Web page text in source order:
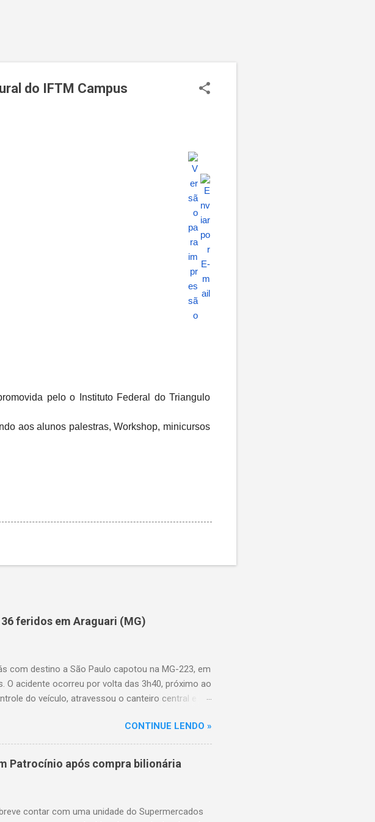
do IFTM Campus
pelo o Instituto Federal do Triangulo
aos alunos palestras, Workshop, minicursos
feridos em Araguari (MG)
com destino a São Paulo capotou na MG-223, em
O acidente ocorreu por volta das 3h40, próximo ao
do veículo, atravessou o canteiro central e
autoridades investigam as causas do acidente.
CONTINUE LENDO »
Patrocínio após compra bilionária
contar com uma unidade do Supermercados